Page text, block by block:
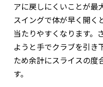
アに戻しにくいことが最
スイングで体が早く開く
当たりやすくなります。
ようと手でクラブを引き
ため余計にスライスの度
す。